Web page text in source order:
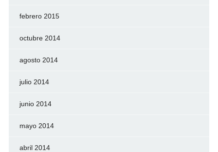
febrero 2015
octubre 2014
agosto 2014
julio 2014
junio 2014
mayo 2014
abril 2014